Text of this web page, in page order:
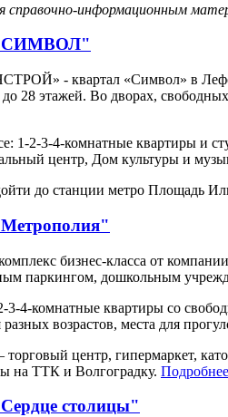
справочно-информационным
"СИМВОЛ"
- квартал «Символ» в
28 этажей. Во дворах,
1-2-3-4-комнатные квартиры и
центр, Дом культуры и
до станции метро Площадь
бизнес-класса от
паркингом, дошкольным
3-4-комнатные квартиры со
возрастов, места для
торговый центр, гипермаркет,
на ТТК и Волгоградку.
столицы"